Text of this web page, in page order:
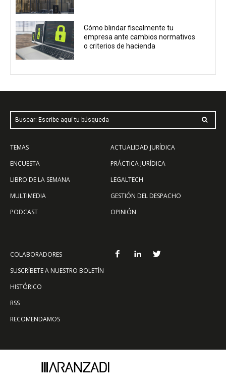
Cómo blindar fiscalmente tu
empresa ante cambios normativos
o criterios de hacienda
Buscar: Escribe aquí tu búsqueda
TEMAS
ENCUESTA
LIBRO DE LA SEMANA
MULTIMEDIA
PODCAST
ACTUALIDAD JURÍDICA
PRÁCTICA JURÍDICA
LEGALTECH
GESTIÓN DEL DESPACHO
OPINIÓN
COLABORADORES
SUSCRÍBETE A NUESTRO BOLETÍN
HISTÓRICO
RSS
RECOMENDAMOS